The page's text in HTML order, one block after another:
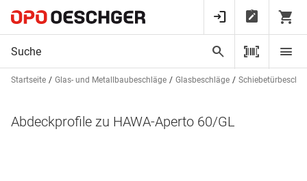
Startseite Glas- und Metallbaubeschläge Glasbeschläge
Abdeckprofile zu HAWA-Aperto 60/GL